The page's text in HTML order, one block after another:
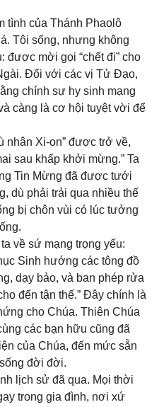
tình của Thánh Phaolô
Tôi sống, nhưng không
được mời gọi “chết đi” cho
Đối với các vị Tử Đạo,
chính sự hy sinh mạng
càng là cơ hội tuyệt vời để
nhân Xi-on” được trở về,
sau khấp khởi mừng.” Ta
Tin Mừng đã được tưới
dù phải trải qua nhiều thế
bị chôn vùi có lúc tưởng
về sứ mạng trọng yếu:
Sinh hướng các tông đồ
dạy bảo, và ban phép rửa
đến tận thế.” Đây chính là
cho Chúa. Thiên Chúa
các bạn hữu cũng đã
của Chúa, đến mức sẵn
đời đời.
lịch sử đã qua. Mọi thời
trong gia đình, nơi xứ